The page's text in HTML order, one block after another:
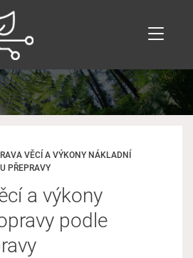
VĚCÍ A VÝKONY NÁKLADNÍ
PŘEPRAVY
a výkony
podle